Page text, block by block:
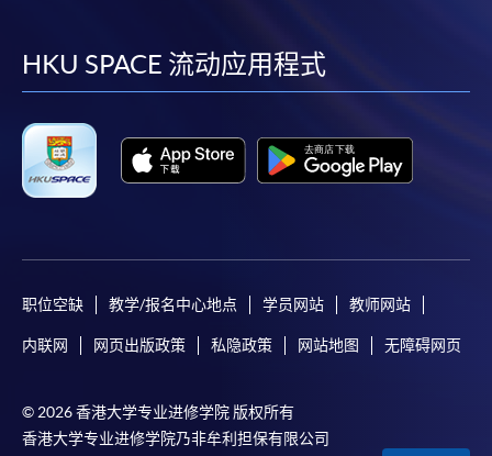
facebook
youtube
linkedin
HKU SPACE 流动应用程式
职位空缺 教学/报名中心地点 学员网站 教师网站
内联网 网页出版政策 私隐政策 网站地图 无障碍网页
© 2026 香港大学专业进修学院 版权所有
香港大学专业进修学院乃非牟利担保有限公司